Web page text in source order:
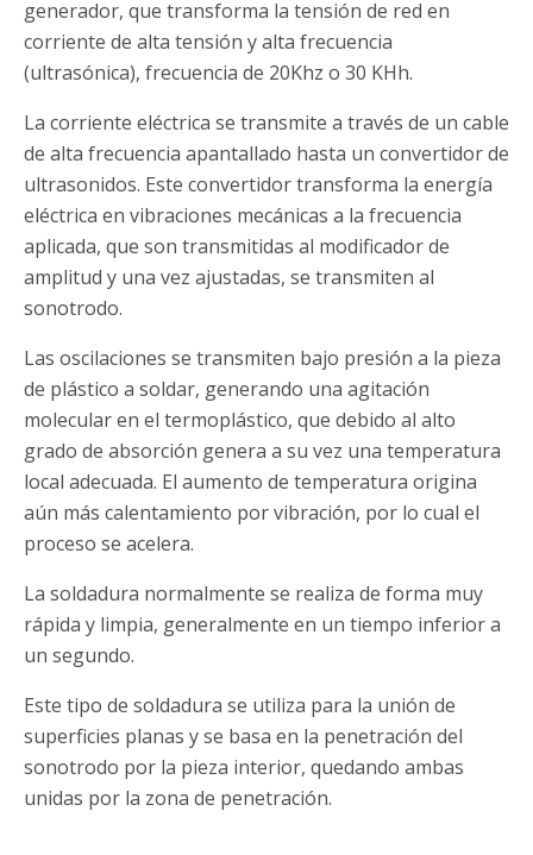
generador, que transforma la tensión de red en
corriente de alta tensión y alta frecuencia
(ultrasónica), frecuencia de 20Khz o 30 KHh.
La corriente eléctrica se transmite a través de un cable
de alta frecuencia apantallado hasta un convertidor de
ultrasonidos. Este convertidor transforma la energía
eléctrica en vibraciones mecánicas a la frecuencia
aplicada, que son transmitidas al modificador de
amplitud y una vez ajustadas, se transmiten al
sonotrodo.
Las oscilaciones se transmiten bajo presión a la pieza
de plástico a soldar, generando una agitación
molecular en el termoplástico, que debido al alto
grado de absorción genera a su vez una temperatura
local adecuada. El aumento de temperatura origina
aún más calentamiento por vibración, por lo cual el
proceso se acelera.
La soldadura normalmente se realiza de forma muy
rápida y limpia, generalmente en un tiempo inferior a
un segundo.
Este tipo de soldadura se utiliza para la unión de
superficies planas y se basa en la penetración del
sonotrodo por la pieza interior, quedando ambas
unidas por la zona de penetración.